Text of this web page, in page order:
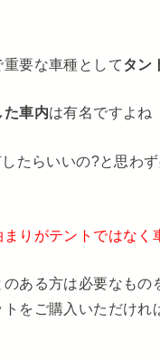
要な車種としてタン
た車内は有名ですよね
たらいいの?と思わ
りがテントではなく
ある方は必要なも
をご購入いただけれ